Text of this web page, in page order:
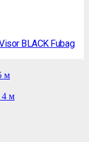
BLACK Fubag
м
4 м